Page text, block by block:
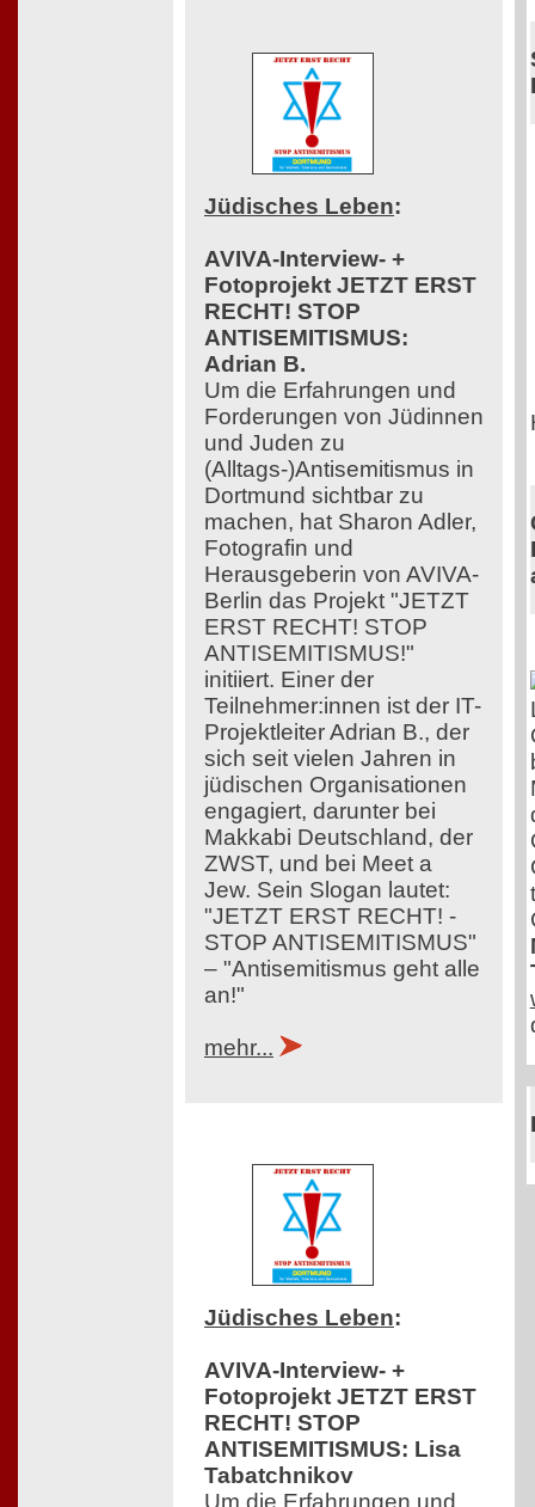
Jüdisches Leben:
AVIVA-Interview- +
Fotoprojekt JETZT ERST
RECHT! STOP
ANTISEMITISMUS:
Adrian B.
Um die Erfahrungen und
Forderungen von Jüdinnen
und Juden zu
(Alltags-)Antisemitismus in
Dortmund sichtbar zu
machen, hat Sharon Adler,
Fotografin und
Herausgeberin von AVIVA-
Berlin das Projekt "JETZT
ERST RECHT! STOP
ANTISEMITISMUS!"
initiiert. Einer der
Teilnehmer:innen ist der IT-
Projektleiter Adrian B., der
sich seit vielen Jahren in
jüdischen Organisationen
engagiert, darunter bei
Makkabi Deutschland, der
ZWST, und bei Meet a
Jew. Sein Slogan lautet:
"JETZT ERST RECHT! -
STOP ANTISEMITISMUS"
– "Antisemitismus geht alle
an!"
mehr...
Jüdisches Leben:
AVIVA-Interview- +
Fotoprojekt JETZT ERST
RECHT! STOP
ANTISEMITISMUS: Lisa
Tabatchnikov